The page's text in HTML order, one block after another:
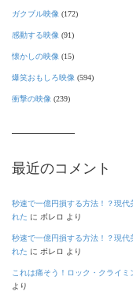
ガクブル映像 (172)
感動する映像 (91)
懐かしの映像 (15)
爆笑おもしろ映像 (594)
衝撃の映像 (239)
最近のコメント
秒速で一億円損する方法！？現
れた に ボレロ より
秒速で一億円損する方法！？現
れた に ボレロ より
これは痛そう！ロック・クライミ
より